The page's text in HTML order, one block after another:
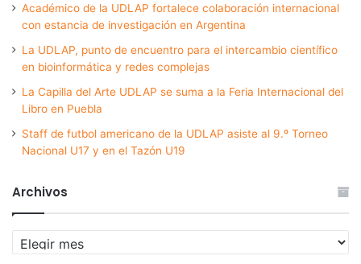
Académico de la UDLAP fortalece colaboración internacional
con estancia de investigación en Argentina
La UDLAP, punto de encuentro para el intercambio científico
en bioinformática y redes complejas
La Capilla del Arte UDLAP se suma a la Feria Internacional del
Libro en Puebla
Staff de futbol americano de la UDLAP asiste al 9.º Torneo
Nacional U17 y en el Tazón U19
Archivos
Archivos